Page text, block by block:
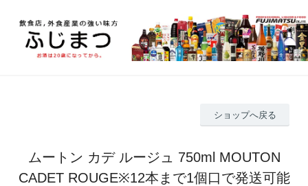
ショップへ戻る
ムートン カデ ルージュ 750ml MOUTON
CADET ROUGE※12本まで1個口で発送可能